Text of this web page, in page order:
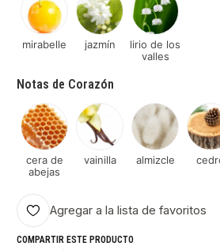
mirabelle jazmín
lirio de los
valles
Notas de Corazón
cera de
abejas
vainilla almizcle
Agregar a la lista de favoritos
COMPARTIR ESTE PRODUCTO